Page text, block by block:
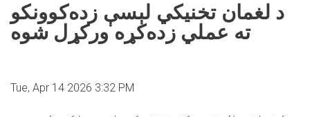
د لغمان تخنیکي لېسې زده‌کوونکو
ته عملي زده‌کړه ورکړل شوه
Tue, Apr 14 2026 3:32 PM